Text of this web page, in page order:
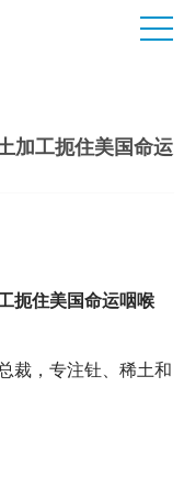
加工扼住美国命运
扼住美国命运咽喉
裁，专注钍、稀土和